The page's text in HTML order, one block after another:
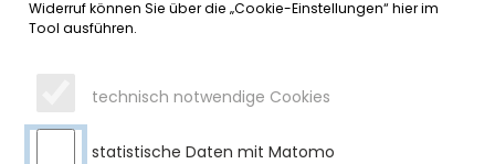
Anfang September öffnete die Kindertagesstätte
Hildegardis nach der Sommerpause wieder ihre Türen und
startete das Kindergartenjahr 2025/2026.
Widerruf können Sie über die „Cookie-Einstellungen“ hier im
Tool ausführen.
technisch notwendige Cookies
statistische Daten mit Matomo